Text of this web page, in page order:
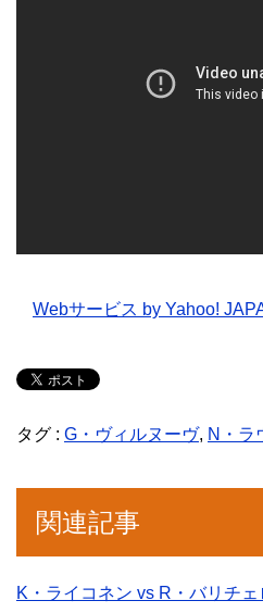
Webサービス by Yahoo!
タグ : G・ヴィルヌーヴ, N・ラ
関連記事
K・ライコネン vs R・バリチ